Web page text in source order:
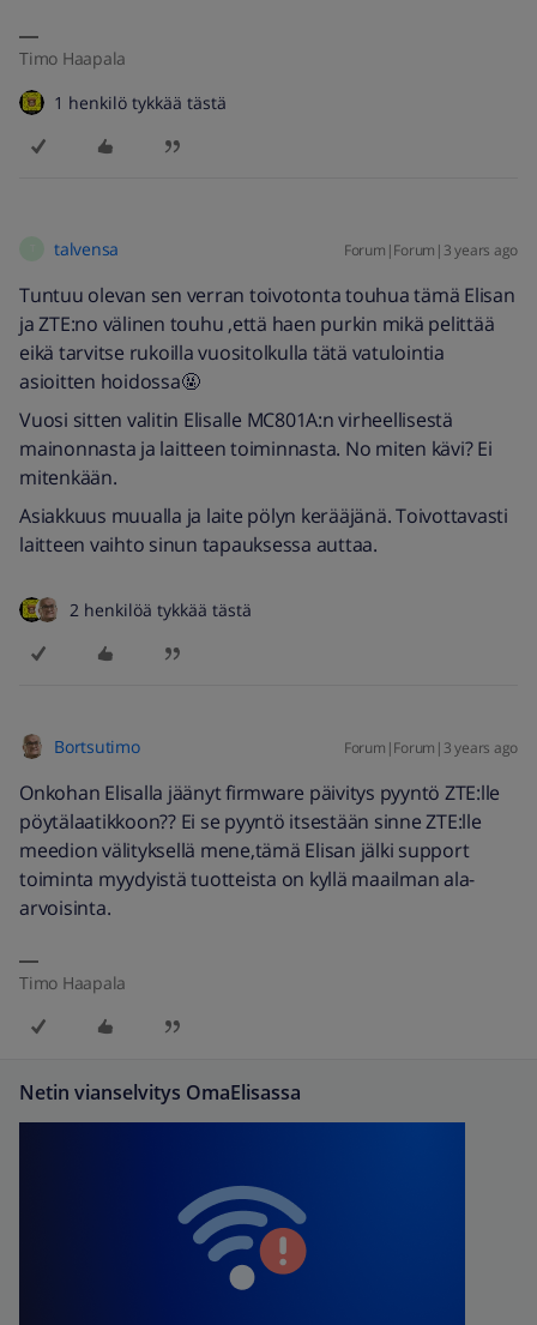
Timo Haapala
1 henkilö tykkää tästä
talvensa Forum|Forum|3 years ago
Tuntuu olevan sen verran toivotonta touhua tämä Elisan
ja ZTE:no välinen touhu ,että haen purkin mikä pelittää
eikä tarvitse rukoilla vuositolkulla tätä vatulointia
asioitten hoidossa🤬
Vuosi sitten valitin Elisalle MC801A:n virheellisestä
mainonnasta ja laitteen toiminnasta. No miten kävi? Ei
mitenkään.
Asiakkuus muualla ja laite pölyn kerääjänä. Toivottavasti
laitteen vaihto sinun tapauksessa auttaa.
2 henkilöä tykkää tästä
Bortsutimo Forum|Forum|3 years ago
Onkohan Elisalla jäänyt firmware päivitys pyyntö ZTE:lle
pöytälaatikkoon?? Ei se pyyntö itsestään sinne ZTE:lle
meedion välityksellä mene,tämä Elisan jälki support
toiminta myydyistä tuotteista on kyllä maailman ala-
arvoisinta.
Timo Haapala
Netin vianselvitys OmaElisassa